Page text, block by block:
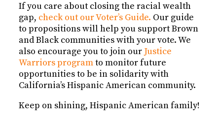
If you care about closing the racial wealth
gap, check out our Voter’s Guide. Our guide
to propositions will help you support Brown
and Black communities with your vote. We
also encourage you to join our Justice
Warriors programto monitor future
opportunities to be in solidarity with
California’s Hispanic American community.
Keep on shining, Hispanic American family!